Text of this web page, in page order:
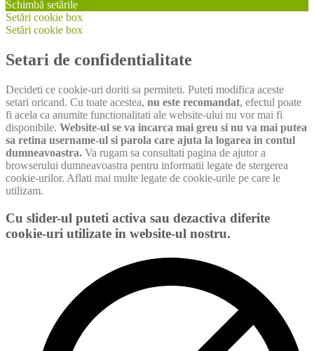
Schimbă setările
Setări cookie box
Setări cookie box
Setari de confidentialitate
Decideti ce cookie-uri doriti sa permiteti. Puteti modifica aceste
setari oricand. Cu toate acestea, nu este recomandat, efectul poate
fi acela ca anumite functionalitati ale website-ului nu vor mai fi
disponibile. Website-ul se va incarca mai greu si nu va mai putea
sa retina username-ul si parola care ajuta la logarea in contul
dumneavoastra. Va rugam sa consultati pagina de ajutor a
browserului dumneavoastra pentru informatii legate de stergerea
cookie-urilor. Aflati mai multe legate de cookie-urile pe care le
utilizam.
Cu slider-ul puteti activa sau dezactiva diferite
cookie-uri utilizate in website-ul nostru.